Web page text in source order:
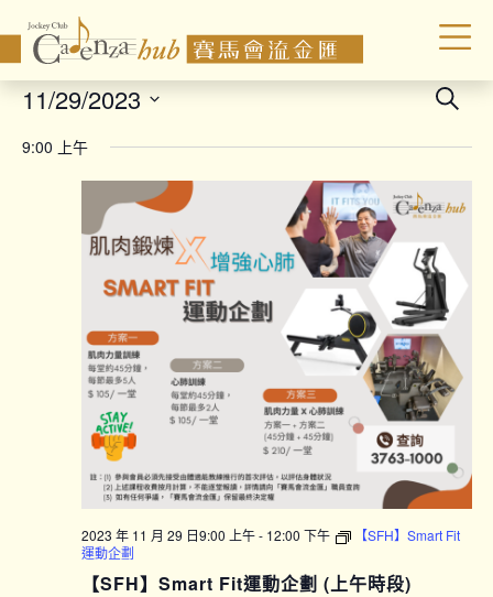
Search
11/29/2023
date.
9:00 上午
2023 年 11 月 29 日9:00 上午- 12:00 下午
【SFH】Smart Fit
運動企劃
【SFH】Smart Fit運動企劃 (上午時段)